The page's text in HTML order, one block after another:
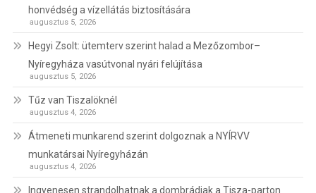
honvédség a vízellátás biztosítására
augusztus 5, 2026
Hegyi Zsolt: ütemterv szerint halad a Mezőzombor–
Nyíregyháza vasútvonal nyári felújítása
augusztus 5, 2026
Tűz van Tiszalöknél
augusztus 4, 2026
Átmeneti munkarend szerint dolgoznak a NYÍRVV
munkatársai Nyíregyházán
augusztus 4, 2026
Ingyenesen strandolhatnak a dombrádiak a Tisza-parton